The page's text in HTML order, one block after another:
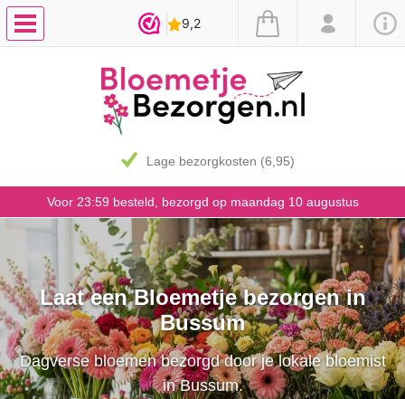
Lage bezorgkosten (6,95)
Voor 23:59 besteld, bezorgd op maandag 10 augustus
Laat een Bloemetje bezorgen in
Bussum
Dagverse bloemen bezorgd door je lokale bloemist
in Bussum.